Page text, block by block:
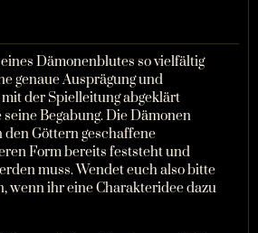
Dämonenblutes so vielfältig
genaue Ausprägung und
mit der Spielleitung abgeklärt
Begabung. Die Dämonen
den Göttern geschaffene
Form bereits feststeht und
muss. Wendet euch also bitte
wenn ihr eine Charakteridee dazu